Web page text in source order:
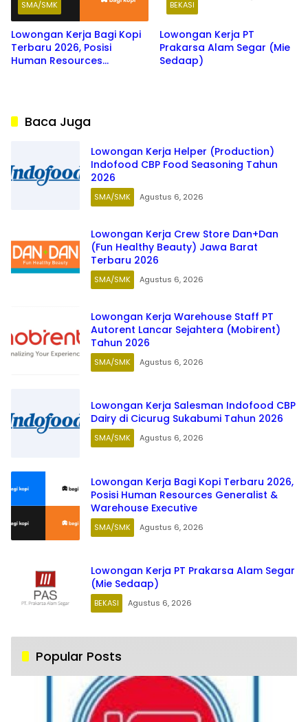
SMA/SMK
Lowongan Kerja Bagi Kopi
Terbaru 2026, Posisi
Human Resources
BEKASI
Lowongan Kerja PT
Prakarsa Alam Segar (Mie
Sedaap)
Baca Juga
Lowongan Kerja Helper (Production)
Indofood CBP Food Seasoning Tahun
2026
SMA/SMK Agustus 6, 2026
Lowongan Kerja Crew Store Dan+Dan
(Fun Healthy Beauty) Jawa Barat
Terbaru 2026
SMA/SMK Agustus 6, 2026
Lowongan Kerja Warehouse Staff PT
Autorent Lancar Sejahtera (Mobirent)
Tahun 2026
SMA/SMK Agustus 6, 2026
Lowongan Kerja Salesman Indofood CBP
Dairy di Cicurug Sukabumi Tahun 2026
SMA/SMK Agustus 6, 2026
Lowongan Kerja Bagi Kopi Terbaru 2026,
Posisi Human Resources Generalist &
Warehouse Executive
SMA/SMK Agustus 6, 2026
Lowongan Kerja PT Prakarsa Alam Segar
(Mie Sedaap)
BEKASI Agustus 6, 2026
Popular Posts